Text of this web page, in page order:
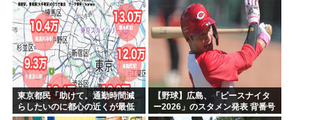
東京都民「助けて。通勤時間減
らしたいのに都心の近くが最低
【野球】広島、「ピースナイタ
ー2026」のスタメン発表 背番号